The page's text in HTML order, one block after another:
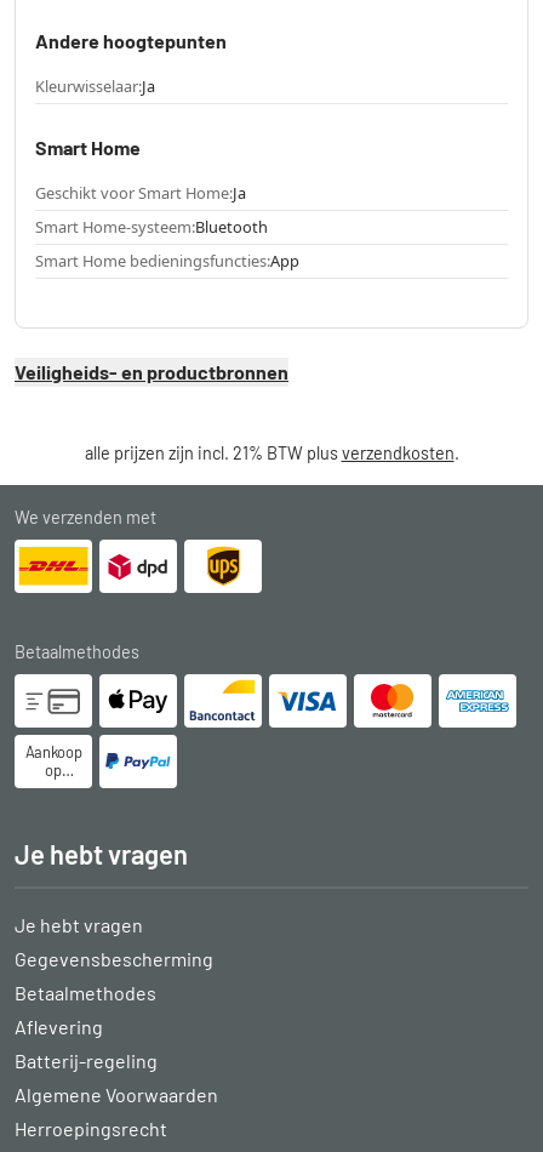
Andere hoogtepunten
Kleurwisselaar:Ja
Smart Home
Geschikt voor Smart Home:Ja
Smart Home-systeem:Bluetooth
Smart Home bedieningsfuncties:App
Veiligheids- en productbronnen
alle prijzen zijn incl. 21% BTW plusverzendkosten.
We verzenden met
Betaalmethodes
Aankoop
op
rekening
Je hebt vragen
Je hebt vragen
Gegevensbescherming
Betaalmethodes
Aflevering
Batterij-regeling
Algemene Voorwaarden
Herroepingsrecht